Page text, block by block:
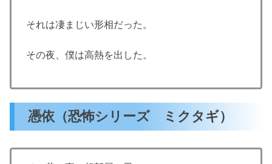
それは凄まじい形相だった。
その夜、僕は高熱を出した。
憑依（恐怖シリーズ ミクタギ）